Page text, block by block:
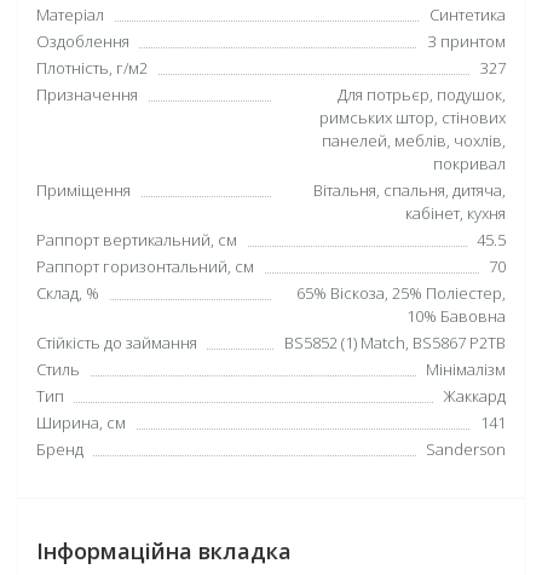
Матеріал
Синтетика
Оздоблення
З принтом
Плотність, г/м2
327
Призначення
Для потрьєр, подушок,
римських штор, стінових
панелей, меблів, чохлів,
покривал
Приміщення
Вітальня, спальня, дитяча,
кабінет, кухня
Раппорт вертикальний, см
45.5
Раппорт горизонтальний, см
70
Склад, %
65% Віскоза, 25% Поліестер,
10% Бавовна
Стійкість до займання
BS5852 (1) Match, BS5867 P2TB
Стиль
Мінімалізм
Тип
Жаккард
Ширина, см
141
Бренд
Sanderson
Інформаційна вкладка